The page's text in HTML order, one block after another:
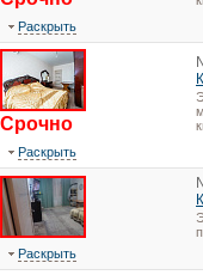
Раскрыть
Срочно
Раскрыть
Раскрыть